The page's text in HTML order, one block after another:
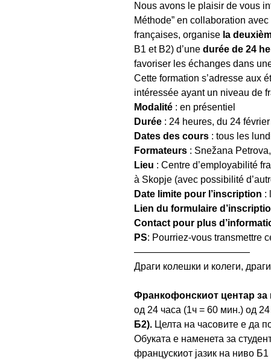
Nous avons le plaisir de vous
Méthode” en collaboration
françaises, organise la
B1 et B2) d’une durée de 24
favoriser les échanges dans
Cette formation s’adresse aux
intéressée ayant un niveau de
Modalité : en présentiel
Durée : 24 heures, du 24
Dates des cours : tous les
Formateurs : Snežana
Lieu : Centre d’employabilité
à Skopje (avec possibilité
Date limite pour l’inscription :
Lien du formulaire
Contact pour plus
PS: Pourriez-vous transmettre
————————————
Драги колешки и колеги,
Франкофонскиот центар
од 24 часа (1ч = 60 мин.) од
Б2). Целта на часовите е да
Обуката е наменета за
францускиот јазик на ниво